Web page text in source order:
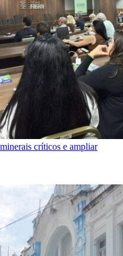
críticos e ampliar